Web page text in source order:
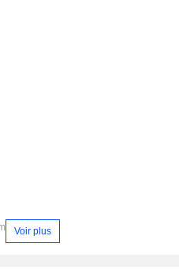
Voir plus